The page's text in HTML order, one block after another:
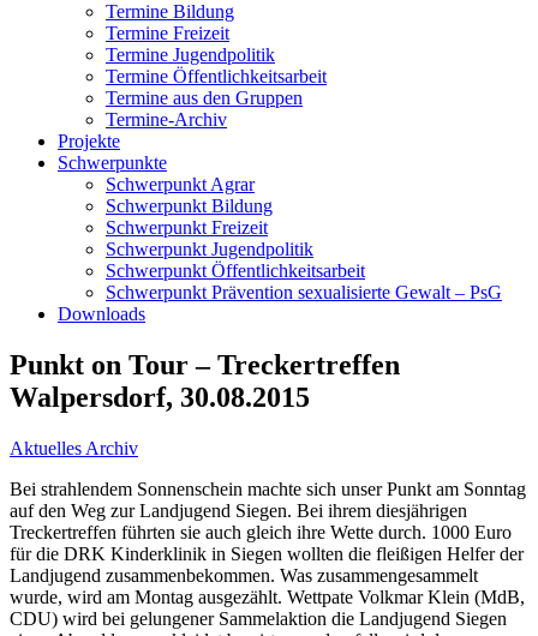
Termine Bildung
Termine Freizeit
Termine Jugendpolitik
Termine Öffentlichkeitsarbeit
Termine aus den Gruppen
Termine-Archiv
Projekte
Schwerpunkte
Schwerpunkt Agrar
Schwerpunkt Bildung
Schwerpunkt Freizeit
Schwerpunkt Jugendpolitik
Schwerpunkt Öffentlichkeitsarbeit
Schwerpunkt Prävention sexualisierte Gewalt – PsG
Downloads
Punkt on Tour – Treckertreffen
Walpersdorf, 30.08.2015
Aktuelles Archiv
Bei strahlendem Sonnenschein machte sich unser Punkt am Sonntag
auf den Weg zur Landjugend Siegen. Bei ihrem diesjährigen
Treckertreffen führten sie auch gleich ihre Wette durch. 1000 Euro
für die DRK Kinderklinik in Siegen wollten die fleißigen Helfer der
Landjugend zusammenbekommen. Was zusammengesammelt
wurde, wird am Montag ausgezählt. Wettpate Volkmar Klein (MdB,
CDU) wird bei gelungener Sammelaktion die Landjugend Siegen